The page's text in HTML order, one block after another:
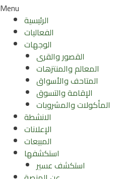
Menu
الرئيسية
الفعاليات
الوجهات
القصور والقرى
المعالم والمنتزهات
المتاحف والأسواق
الإقامة والتسوق
المأكولات والمشروبات
الانشطة
الإعلانات
المبيعات
استكشفها
استكشف عسير